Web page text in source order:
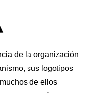
de la organización
sus logotipos
de ellos